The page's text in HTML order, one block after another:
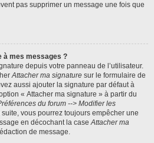
pas supprimer un message une fois que
à mes messages ?
depuis votre panneau de l’utilisateur.
Attacher ma signature sur le formulaire de
aussi ajouter la signature par défaut à
« Attacher ma signature » à partir du
du forum --> Modifier les
suite, vous pourrez toujours empêcher une
en décochant la caseAttacher ma
de message.